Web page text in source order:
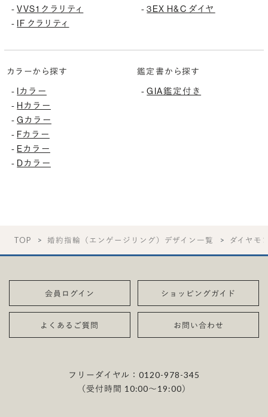
-VVS1 クラリティ
-
IF クラリティ
-3EX H&C ダイヤ
カラーから探す
-
Iカラー
- Hカラー
-Gカラー
- Fカラー
- Eカラー
- Dカラー
鑑定書から探す
-GIA鑑定付き
TOP 婚約指輪（エンゲージリング）デザイン一覧 ダイヤモ
会員ログイン ショッピングガイド
よくあるご質問 お問い合わせ
フリーダイヤル：0120-978-345
（受付時間 10:00〜19:00）